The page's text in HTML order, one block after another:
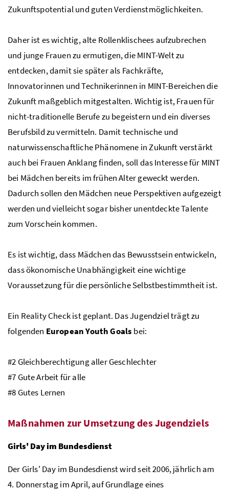
Zukunftspotential und guten Verdienstmöglichkeiten.
Daher ist es wichtig, alte Rollenklischees aufzubrechen
und junge Frauen zu ermutigen, dieMINT-Welt zu
entdecken, damit sie später als Fachkräfte,
Innovatorinnen und Technikerinnen in MINT-Bereichen die
Zukunft maßgeblich mitgestalten. Wichtig ist, Frauen für
nicht-traditionelle Berufe zu begeistern und ein diverses
Berufsbild zu vermitteln. Damit technische und
naturwissenschaftliche Phänomene in Zukunft verstärkt
auch bei Frauen Anklang finden, soll das Interesse für MINT
bei Mädchen bereits im frühen Alter geweckt werden.
Dadurch sollen den Mädchen neue Perspektiven aufgezeigt
werden und vielleicht sogar bisher unentdeckte Talente
zum Vorschein kommen.
Es ist wichtig, dass Mädchen das Bewusstsein entwickeln,
dass ökonomische Unabhängigkeit eine wichtige
Voraussetzung für die persönliche Selbstbestimmtheit ist.
Ein Reality Checkist geplant. Das Jugendziel trägt zu
folgenden European Youth Goals bei:
#2 Gleichberechtigung aller Geschlechter
#7 Gute Arbeit für alle
#8 Gutes Lernen
Maßnahmen zur Umsetzung des Jugendziels
Girls' Dayim Bundesdienst
Der Girls' Day im Bundesdienst wird seit 2006, jährlich am
4. Donnerstag im April, auf Grundlage eines